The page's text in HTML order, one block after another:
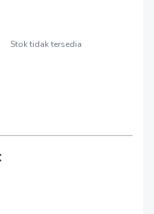
Stok tidak tersedia